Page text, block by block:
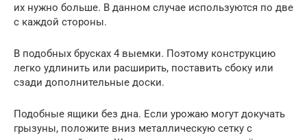
их нужно больше. В данном случае используются по две
с каждой стороны.
В подобных брусках 4 выемки. Поэтому конструкцию
легко удлинить или расширить, поставить сбоку или
сзади дополнительные доски.
Подобные ящики без дна. Если урожаю могут докучать
грызуны, положите вниз металлическую сетку с